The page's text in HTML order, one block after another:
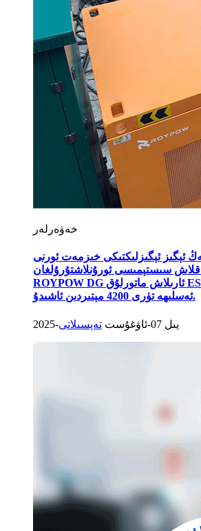
خەۋەرلەر
ئېگىز ئېگىزلىكتىكى خىزمەت ئورنى
سىستېمىسى ئورۇنلاشتۇرۇلغان:
ROYPOW DG ئارىلاش ماتورلۇق ESS كۈچلۈك ئۇل
ئەسلىھە تۈرى 4200 مېتىردىن ئاشىدۇ.
2025-يىل 07-ئاۋغۇست تەپسىلاتى